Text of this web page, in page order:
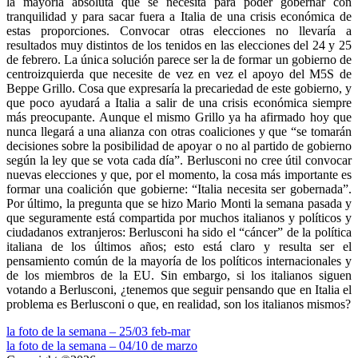
tranquilidad y para sacar fuera a Italia de una crisis económica de
estas proporciones. Convocar otras elecciones no llevaría a
resultados muy distintos de los tenidos en las elecciones del 24 y 25
de febrero. La única solución parece ser la de formar un gobierno de
centroizquierda que necesite de vez en vez el apoyo del M5S de
Beppe Grillo. Cosa que expresaría la precariedad de este gobierno, y
que poco ayudará a Italia a salir de una crisis económica siempre
más preocupante. Aunque el mismo Grillo ya ha afirmado hoy que
nunca llegará a una alianza con otras coaliciones y que “se tomarán
decisiones sobre la posibilidad de apoyar o no al partido de gobierno
según la ley que se vota cada día”. Berlusconi no cree útil convocar
nuevas elecciones y que, por el momento, la cosa más importante es
formar una coalición que gobierne: “Italia necesita ser gobernada”.
Por último, la pregunta que se hizo Mario Monti la semana pasada y
que seguramente está compartida por muchos italianos y políticos y
ciudadanos extranjeros: Berlusconi ha sido el “cáncer” de la política
italiana de los últimos años; esto está claro y resulta ser el
pensamiento común de la mayoría de los políticos internacionales y
de los miembros de la EU. Sin embargo, si los italianos siguen
votando a Berlusconi, ¿tenemos que seguir pensando que en Italia el
problema es Berlusconi o que, en realidad, son los italianos mismos?
Navegación
la foto de la semana – 25/03 feb-mar
la foto de la semana – 04/10 de marzo